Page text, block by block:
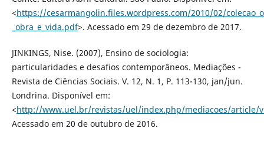
<https://cesarmangolin.files.wordpress.com/2010/02/
_obra_e_vida.pdf>. Acessado em 29 de dezembro de 2017.
JINKINGS, Nise. (2007), Ensino de sociologia:
particularidades e desafios contemporâneos. Mediações -
Revista de Ciências Sociais. V. 12, N. 1, P. 113-130, jan/jun.
Londrina. Disponível em:
<http://www.uel.br/revistas/uel/index.php/mediacoes/article/
Acessado em 20 de outubro de 2016.